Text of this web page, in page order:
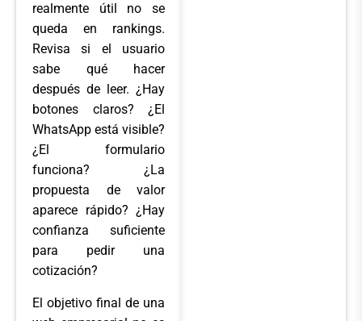
realmente útil no se
queda en rankings.
Revisa si el usuario
sabe qué hacer
después de leer. ¿Hay
botones claros? ¿El
WhatsApp está visible?
¿El formulario
funciona? ¿La
propuesta de valor
aparece rápido? ¿Hay
confianza suficiente
para pedir una
cotización?
El objetivo final de una